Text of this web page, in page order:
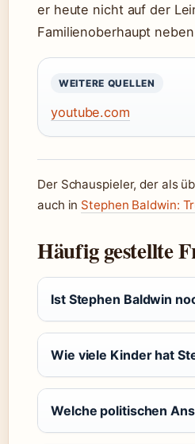
er heute nicht auf der
Familienoberhaupt
WEITERE QUELLEN
youtube.com
Der Schauspieler, der als
auch in Stephen Baldwin:
Häufig gestellte
Ist Stephen Baldwin
Wie viele Kinder hat
Welche politischen